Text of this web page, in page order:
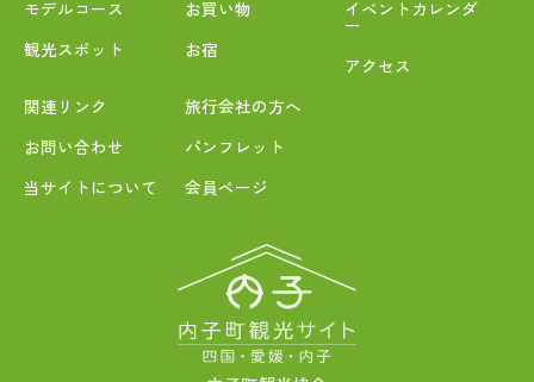
モデルコース
観光スポット
お買い物
お宿
イベントカレンダ
ー
アクセス
関連リンク
お問い合わせ
当サイトについて
旅行会社の方へ
パンフレット
会員ページ